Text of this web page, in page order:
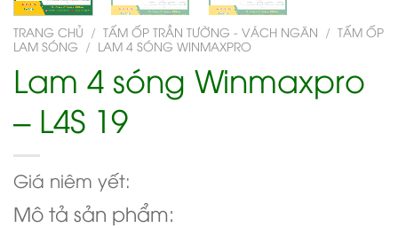
TRANG CHỦ / TẤM ỐP TRẦN TƯỜNG - VÁCH NGĂN / TẤM ỐP
LAM SÓNG / LAM 4 SÓNG WINMAXPRO
Lam 4 sóng Winmaxpro
– L4S 19
Giá niêm yết:
Mô tả sản phẩm: